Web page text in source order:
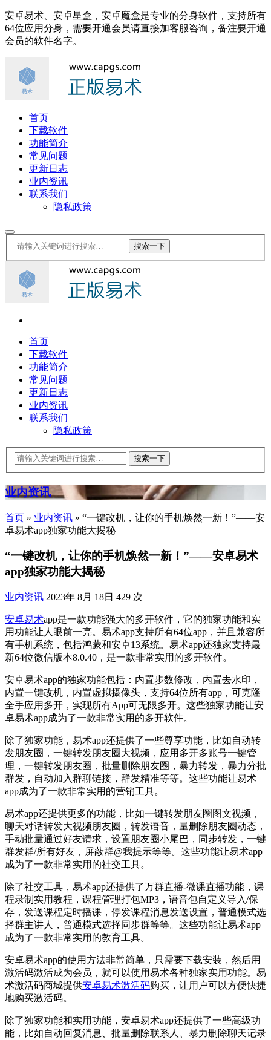
安卓易术、安卓星盒，安卓魔盒是专业的分身软件，支持所有
64位应用分身，需要开通会员请直接加客服咨询，备注要开通
会员的软件名字。
首页
下载软件
功能简介
常见问题
更新日志
业内资讯
联系我们
隐私政策
首页
下载软件
功能简介
常见问题
更新日志
业内资讯
联系我们
隐私政策
业内资讯
首页 » 业内资讯 » “一键改机，让你的手机焕然一新！”——安
卓易术app独家功能大揭秘
“一键改机，让你的手机焕然一新！”——安卓易术
app独家功能大揭秘
业内资讯 2023年 8月 18日 429 次
安卓易术app是一款功能强大的多开软件，它的独家功能和实
用功能让人眼前一亮。易术app支持所有64位app，并且兼容所
有手机系统，包括鸿蒙和安卓13系统。易术app还独家支持最
新64位微信版本8.0.40，是一款非常实用的多开软件。
安卓易术app的独家功能包括：内置步数修改，内置去水印，
内置一键改机，内置虚拟摄像头，支持64位所有app，可克隆
全手应用多开，实现所有App可无限多开。这些独家功能让安
卓易术app成为了一款非常实用的多开软件。
除了独家功能，易术app还提供了一些尊享功能，比如自动转
发朋友圈，一键转发朋友圈大视频，应用多开多账号一键管
理，一键转发朋友圈，批量删除朋友圈，暴力转发，暴力分批
群发，自动加入群聊链接，群发精准等等。这些功能让易术
app成为了一款非常实用的营销工具。
易术app还提供更多的功能，比如一键转发朋友圈图文视频，
聊天对话转发大视频朋友圈，转发语音，量删除朋友圈动态，
手动批量通过好友请求，设置朋友圈小尾巴，同步转发，一键
群发群/所有好友，屏蔽群@我提示等等。这些功能让易术app
成为了一款非常实用的社交工具。
除了社交工具，易术app还提供了万群直播-微课直播功能，课
程录制实用教程，课程管理打包MP3，语音包自定义导入/保
存，发送课程定时播课，停发课程消息发送设置，普通模式选
择群主讲人，普通模式选择同步群等等。这些功能让易术app
成为了一款非常实用的教育工具。
安卓易术app的使用方法非常简单，只需要下载安装，然后用
激活码激活成为会员，就可以使用易术各种独家实用功能。易
术激活码商城提供安卓易术激活码购买，让用户可以方便快捷
地购买激活码。
除了独家功能和实用功能，安卓易术app还提供了一些高级功
能，比如自动回复消息、批量删除联系人、暴力删除聊天记录